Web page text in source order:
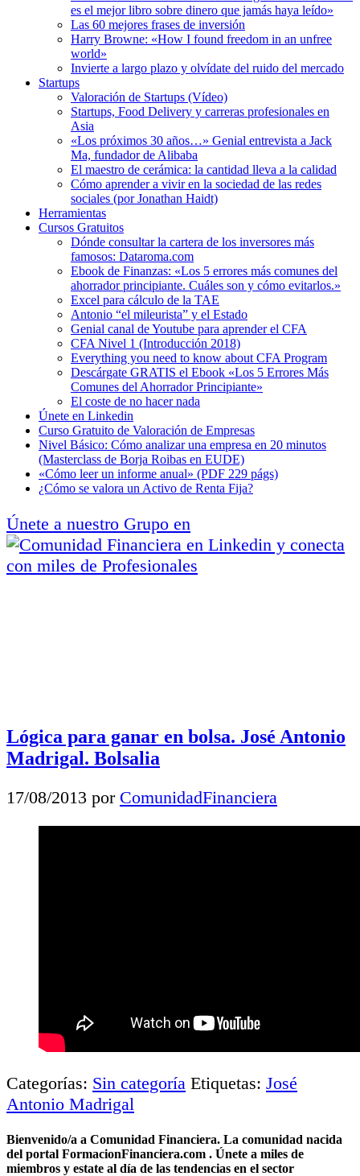
es el mejor libro sobre dinero que jamás haya leído»
Las 60 mejores frases de inversión
Harry Browne: «How I found freedom in an unfree
world»
Invierte a largo plazo y olvídate del ruido del mercado
Startups
Valoración de Startups (Vídeo)
Startups, Food Delivery y carreras profesionales en
Asia
«Los próximos 30 años…» Genial entrevista a Jack
Ma, fundador de Alibaba
El maestro de cerámica: la cantidad lleva a la calidad
Cómo aprender a vivir en la sociedad de las redes
sociales (por Jonathan Haidt)
Herramientas
Cursos Gratuitos
Dónde consultar la cartera de los inversores más
famosos: Dataroma.com
Ebook de Finanzas: «Los 5 errores más comunes del
ahorrador principiante. Cuáles son y cómo evitarlos.»
Excel para cálculo de la TAE
Antonio “el mileurista” y el Estado
Genial canal de Youtube para aprender el CFA
CFA Nivel 1 (Introducción 2018)
Everything you need to know about CFA Program
Descárgate GRATIS el Ebook «Los 5 Errores Más
Comunes del Ahorrador Principiante»
El coste de no hacer nada
Únete en Linkedin
Curso Gratuito de Valoración de Empresas
Nivel Básico: Cómo analizar una empresa en 20 minutos
(Masterclass de Borja Roibas en EUDE)
«Cómo leer un informe anual» (PDF 229 págs)
¿Cómo se valora un Activo de Renta Fija?
Únete a nuestro Grupo en
y conecta
con miles de Profesionales
Lógica para ganar en bolsa. José Antonio
Madrigal. Bolsalia
17/08/2013 por ComunidadFinanciera
Categorías: Sin categoría Etiquetas: José
Antonio Madrigal
Bienvenido/a a Comunidad Financiera. La comunidad nacida
del portal FormacionFinanciera.com . Únete a miles de
miembros y estate al día de las tendencias en el sector